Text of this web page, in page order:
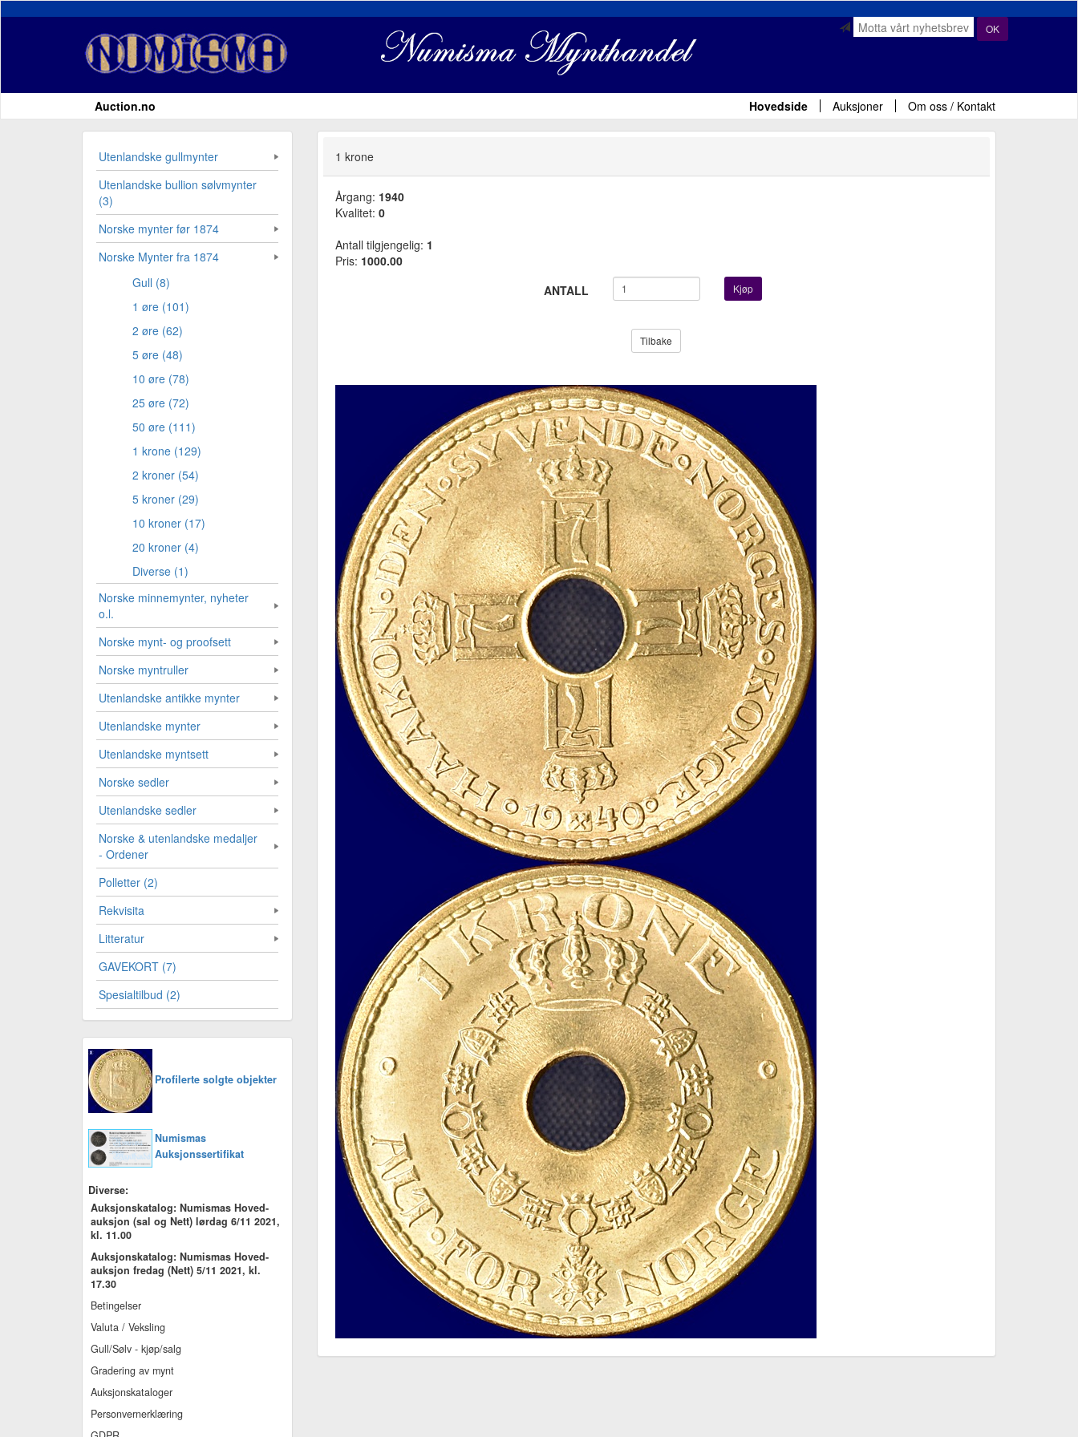
OK
Auction.no Hovedside Auksjoner Om oss / Kontakt
Utenlandske gullmynter
Utenlandske bullion sølvmynter
(3)
Norske mynter før 1874
Norske Mynter fra 1874
Gull (8)
1 øre (101)
2 øre (62)
5 øre (48)
10 øre (78)
25 øre (72)
50 øre (111)
1 krone (129)
2 kroner (54)
5 kroner (29)
10 kroner (17)
20 kroner (4)
Diverse (1)
Norske minnemynter, nyheter
o.l.
Norske mynt- og proofsett
Norske myntruller
Utenlandske antikke mynter
Utenlandske mynter
Utenlandske myntsett
Norske sedler
Utenlandske sedler
Norske & utenlandske medaljer
- Ordener
Polletter (2)
Rekvisita
Litteratur
GAVEKORT (7)
Spesialtilbud (2)
Profilerte solgte objekter
Numismas
Auksjonssertifikat
Diverse:
Auksjonskatalog: Numismas Hoved-
auksjon (sal og Nett) lørdag 6/11 2021,
kl. 11.00
Auksjonskatalog: Numismas Hoved-
auksjon fredag (Nett) 5/11 2021, kl.
17.30
Betingelser
Valuta / Veksling
Gull/Sølv - kjøp/salg
Gradering av mynt
Auksjonskataloger
Personvernerklæring
1 krone
Årgang: 1940
Kvalitet: 0
Antall tilgjengelig: 1
Pris: 1000.00
ANTALL
Kjøp
Tilbake